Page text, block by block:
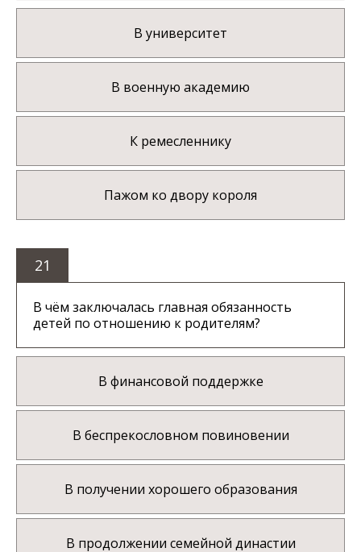
В университет
В военную академию
К ремесленнику
Пажом ко двору короля
21
В чём заключалась главная обязанность
детей по отношению к родителям?
В финансовой поддержке
В беспрекословном повиновении
В получении хорошего образования
В продолжении семейной династии